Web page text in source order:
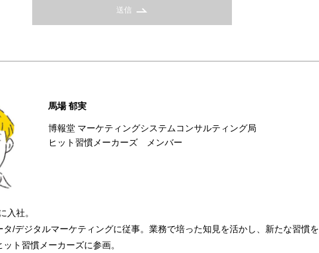
送信
馬場 郁実
博報堂 マーケティングシステムコンサルティング局
ヒット習慣メーカーズ メンバー
入社。
タ/デジタルマーケティングに従事。業務で培った知見を活かし、新たな習慣を
ト習慣メーカーズに参画。